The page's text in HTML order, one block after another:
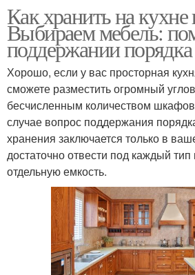
Как хранить на кухне
Выбираем мебель:
поддержании порядка
Хорошо, если у вас просторная
сможете разместить огромный
бесчисленным количеством
случае вопрос поддержания
хранения заключается только в
достаточно отвести под каждый
отдельную емкость.